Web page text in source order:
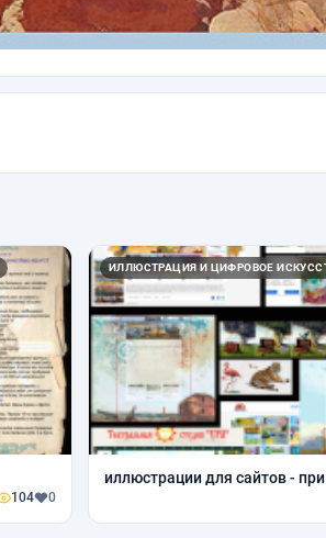
104 0
ИЛЛЮСТРАЦИЯ И ЦИФРОВОЕ
иллюстрации для сайтов -